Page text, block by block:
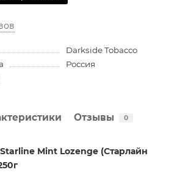
Darkside Tobacco
Россия
Отзывы 0
Mint Lozenge (Старлайн